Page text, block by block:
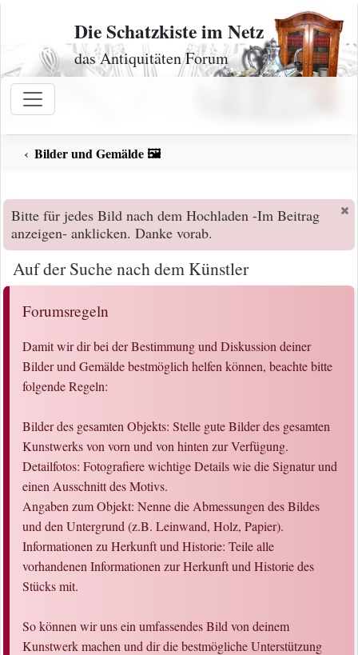
Zum Inhalt
Die Schatzkiste im Netz
das Antiquitäten Forum
Bilder und Gemälde 🖼️
Bitte für jedes Bild nach dem Hochladen -Im Beitrag
anzeigen- anklicken. Danke vorab.
Auf der Suche nach dem Künstler
Forumsregeln
Damit wir dir bei der Bestimmung und Diskussion deiner
Bilder und Gemälde bestmöglich helfen können, beachte bitte
folgende Regeln:
Bilder des gesamten Objekts: Stelle gute Bilder des gesamten
Kunstwerks von vorn und von hinten zur Verfügung.
Detailfotos: Fotografiere wichtige Details wie die Signatur und
einen Ausschnitt des Motivs.
Angaben zum Objekt: Nenne die Abmessungen des Bildes
und den Untergrund (z.B. Leinwand, Holz, Papier).
Informationen zu Herkunft und Historie: Teile alle
vorhandenen Informationen zur Herkunft und Historie des
Stücks mit.
So können wir uns ein umfassendes Bild von deinem
Kunstwerk machen und dir die bestmögliche Unterstützung